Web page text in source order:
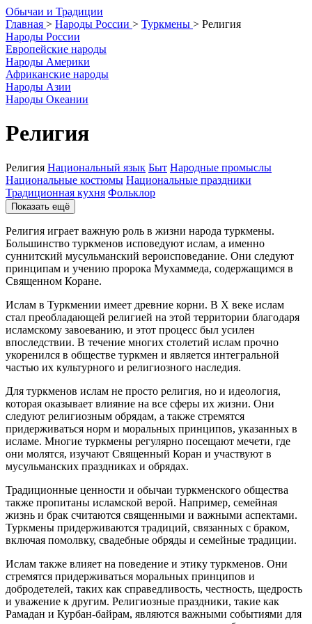
Обычаи и Традиции
Главная > Народы России > Туркмены > Религия
Народы России
Европейские народы
Народы Америки
Африканские народы
Народы Азии
Народы Океании
Религия
Религия Национальный язык Быт Народные промыслы
Национальные костюмы Национальные праздники
Традиционная кухня Фольклор
Показать ещё
Религия играет важную роль в жизни народа туркмены.
Большинство туркменов исповедуют ислам, а именно
суннитский мусульманский вероисповедание. Они следуют
принципам и учению пророка Мухаммеда, содержащимся в
Священном Коране.
Ислам в Туркмении имеет древние корни. В X веке ислам
стал преобладающей религией на этой территории благодаря
исламскому завоеванию, и этот процесс был усилен
впоследствии. В течение многих столетий ислам прочно
укоренился в обществе туркмен и является интегральной
частью их культурного и религиозного наследия.
Для туркменов ислам не просто религия, но и идеология,
которая оказывает влияние на все сферы их жизни. Они
следуют религиозным обрядам, а также стремятся
придерживаться норм и моральных принципов, указанных в
исламе. Многие туркмены регулярно посещают мечети, где
они молятся, изучают Священный Коран и участвуют в
мусульманских праздниках и обрядах.
Традиционные ценности и обычаи туркменского общества
также пропитаны исламской верой. Например, семейная
жизнь и брак считаются священными и важными аспектами.
Туркмены придерживаются традиций, связанных с браком,
включая помолвку, свадебные обряды и семейные традиции.
Ислам также влияет на поведение и этику туркменов. Они
стремятся придерживаться моральных принципов и
добродетелей, таких как справедливость, честность, щедрость
и уважение к другим. Религиозные праздники, такие как
Рамадан и Курбан-байрам, являются важными событиями для